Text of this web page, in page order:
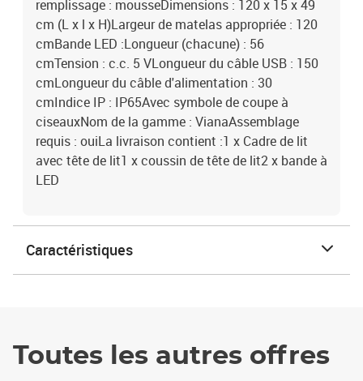
remplissage : mousseDimensions : 120 x 15 x 49
cm (L x l x H)Largeur de matelas appropriée : 120
cmBande LED :Longueur (chacune) : 56
cmTension : c.c. 5 VLongueur du câble USB : 150
cmLongueur du câble d'alimentation : 30
cmIndice IP : IP65Avec symbole de coupe à
ciseauxNom de la gamme : VianaAssemblage
requis : ouiLa livraison contient :1 x Cadre de lit
avec tête de lit1 x coussin de tête de lit2 x bande à
LED
Caractéristiques
Toutes les autres offres